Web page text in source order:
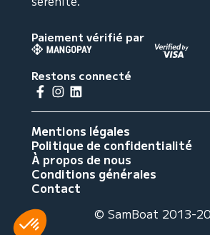
Paiement vérifié par
Restons connecté
Mentions légales
Politique de confidentialité
À propos de nous
Conditions générales
Contact
© SamBoat 2013-